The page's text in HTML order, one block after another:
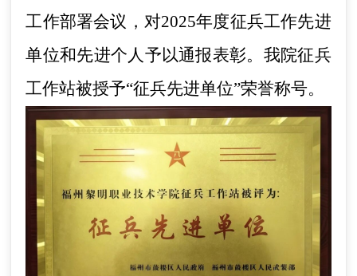
工作部署会议，对2025年度征兵工作先进
单位和先进个人予以通报表彰。我院征兵
工作站被授予“征兵先进单位”荣誉称号。